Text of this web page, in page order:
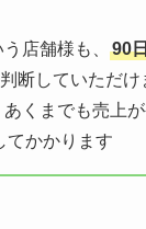
う店舗様も、 90
断していただけ
あくまでも売上
てかかります